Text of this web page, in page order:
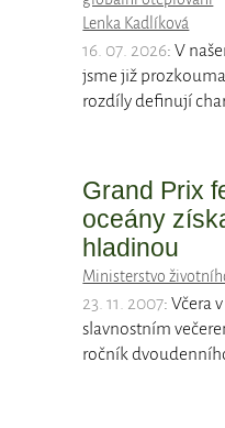
Lenka Kadlíková
16. 07. 2026: V
jsme již
rozdíly definují
Grand Prix
oceány
hladinou
Ministerstvo
23. 11. 2007: Včera
slavnostním
ročník